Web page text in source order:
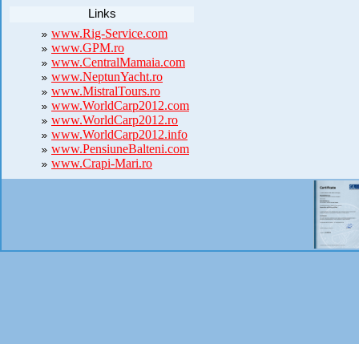
Links
www.Rig-Service.com
www.GPM.ro
www.CentralMamaia.com
www.NeptunYacht.ro
www.MistralTours.ro
www.WorldCarp2012.com
www.WorldCarp2012.ro
www.WorldCarp2012.info
www.PensiuneBalteni.com
www.Crapi-Mari.ro